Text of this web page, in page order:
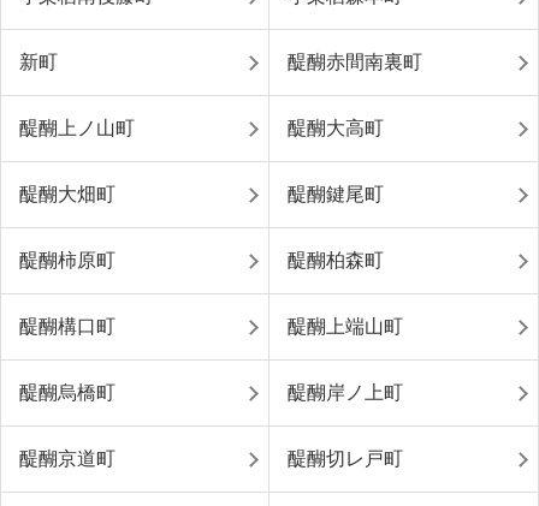
新町 醍醐赤間南裏町
醍醐上ノ山町 醍醐大高町
醍醐大畑町 醍醐鍵尾町
醍醐柿原町 醍醐柏森町
醍醐構口町 醍醐上端山町
醍醐烏橋町 醍醐岸ノ上町
醍醐京道町 醍醐切レ戸町